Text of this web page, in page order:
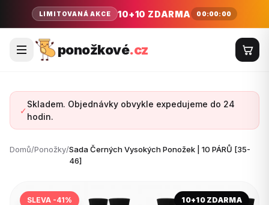
LIMITOVANÁ AKCE 10+10 ZDARMA 00:00:00
ponožkové.cz
✓
Skladem. Objednávky obvykle expedujeme do 24
hodin.
Domů/Ponožky/Sada Černých Vysokých Ponožek | 10 PÁRŮ [35-
46]
SLEVA -41% 10+10 ZDARMA